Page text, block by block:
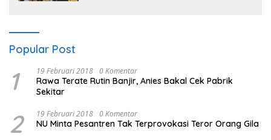
Popular Post
1 19 Februari 2018 0 Komentar
Rawa Terate Rutin Banjir, Anies Bakal Cek Pabrik
Sekitar
2 19 Februari 2018 0 Komentar
NU Minta Pesantren Tak Terprovokasi Teror Orang Gila